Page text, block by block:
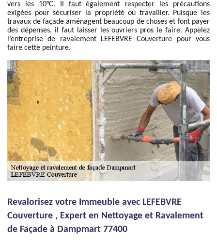
vers les 10°C. Il faut également respecter les précautions
exigées pour sécuriser la propriété où travailler. Puisque les
travaux de façade aménagent beaucoup de choses et font payer
des dépenses, il faut laisser les ouvriers pros le faire. Appelez
l’entreprise de ravalement LEFEBVRE Couverture pour vous
faire cette peinture.
Revalorisez votre Immeuble avec LEFEBVRE
Couverture , Expert en Nettoyage et Ravalement
de Façade à Dampmart 77400